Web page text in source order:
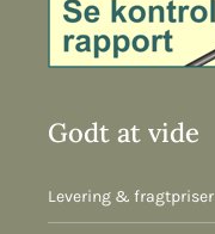
Godt at vide
Levering & fragtpriser